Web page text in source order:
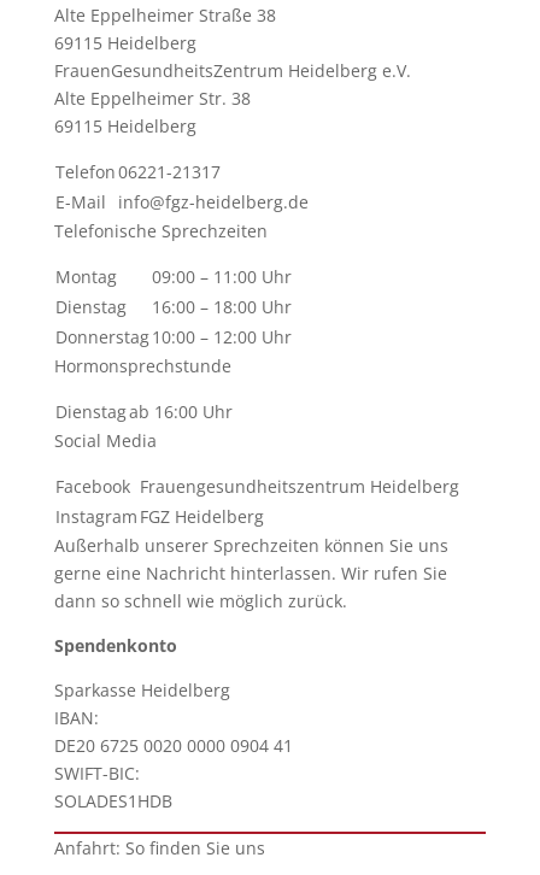
Alte Eppelheimer Straße 38
69115 Heidelberg
FrauenGesundheits­Zentrum Heidelberg e.V.
Alte Eppelheimer Str. 38
69115 Heidelberg
Telefon06221-21317
E-Mail
info@fgz-heidelberg.de
Telefonische Sprechzeiten
Montag
09:00 – 11:00 Uhr
Dienstag
16:00 – 18:00 Uhr
Donnerstag10:00 – 12:00 Uhr
Hormonsprechstunde
Dienstagab 16:00 Uhr
Social Media
Facebook Frauengesundheitszentrum Heidelberg
Instagram FGZ Heidelberg
Außerhalb unserer Sprechzeiten können Sie uns
gerne eine Nachricht hinterlassen. Wir rufen Sie
dann so schnell wie möglich zurück.
Spendenkonto
Sparkasse Heidelberg
IBAN:
DE20 6725 0020 0000 0904 41
SWIFT-BIC:
SOLADES1HDB
Anfahrt: So finden Sie uns